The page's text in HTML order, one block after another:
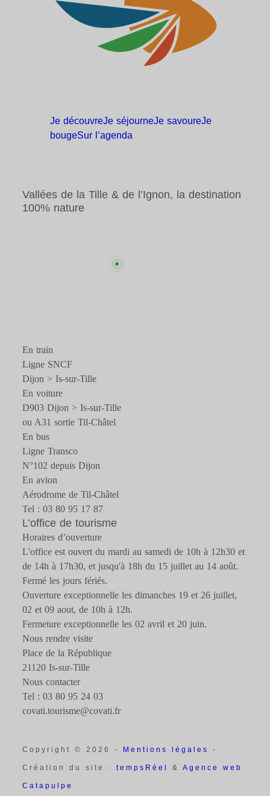
Je découvreJe séjourneJe savoureJe
bougeSur l’agenda
Vallées de la Tille & de l’Ignon, la destination
100% nature
En train
Ligne SNCF
Dijon > Is-sur-Tille
En voiture
D903 Dijon > Is-sur-Tille
ou A31 sortie Til-Châtel
En bus
Ligne Transco
N°102 depuis Dijon
En avion
Aérodrome de Til-Châtel
Tel : 03 80 95 17 87
L’office de tourisme
Horaires d’ouverture
L'office est ouvert du mardi au samedi de 10h à 12h30 et
de 14h à 17h30, et jusqu'à 18h du 15 juillet au 14 août.
Fermé les jours fériés.
Ouverture exceptionnelle les dimanches 19 et 26 juillet,
02 et 09 aout, de 10h à 12h.
Fermeture exceptionnelle les 02 avril et 20 juin.
Nous rendre visite
Place de la République
21120 Is-sur-Tille
Nous contacter
Tel : 03 80 95 24 03
covati.tourisme@covati.fr
Copyright © 2026 - Mentions légales -
Création du site :tempsRéel&Agence web
Catapulpe